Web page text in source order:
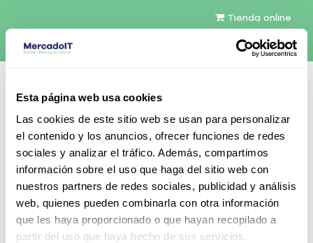
Esta página web usa cookies
Las cookies de este sitio web se usan para personalizar
el contenido y los anuncios, ofrecer funciones de redes
sociales y analizar el tráfico. Además, compartimos
información sobre el uso que haga del sitio web con
nuestros partners de redes sociales, publicidad y análisis
web, quienes pueden combinarla con otra información
que les haya proporcionado o que hayan recopilado a
partir del uso que haya hecho de sus servicios.
Tienda online
Español
Contáctenos
Todos los productos
Cisco 5520 Wireless Controller para up to 50
Cisco access points